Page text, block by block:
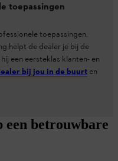
toepassingen
toepassingen.
helpt de dealer je bij de
een eersteklas klanten- en
bij jou in de buurt en
een betrouwbare